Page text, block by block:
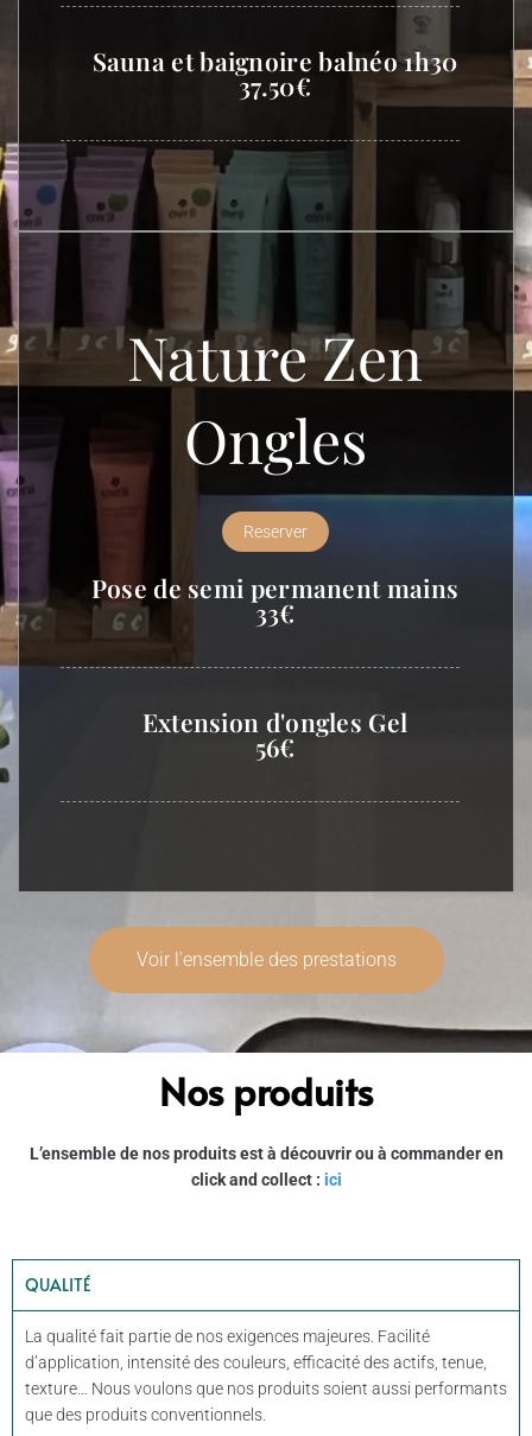
Sauna et baignoire balnéo 1h30
37.50€
Nature Zen
Ongles
Reserver
Pose de semi permanent mains
33€
Extension d'ongles Gel
56€
Voir l'ensemble des prestations
Nos produits
L’ensemble de nos produits est à découvrir ou à commander en
click and collect : ici
QUALITÉ
La qualité fait partie de nos exigences majeures. Facilité
d’application, intensité des couleurs, efficacité des actifs, tenue,
texture… Nous voulons que nos produits soient aussi performants
que des produits conventionnels.